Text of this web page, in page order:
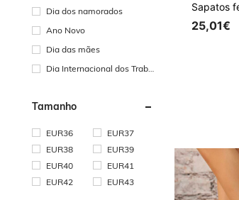
Dia dos namorados
Ano Novo
Dia das mães
Dia Internacional dos Traba
Tamanho
EUR36
EUR37
EUR38
EUR39
EUR40
EUR41
EUR42
EUR43
25,01€